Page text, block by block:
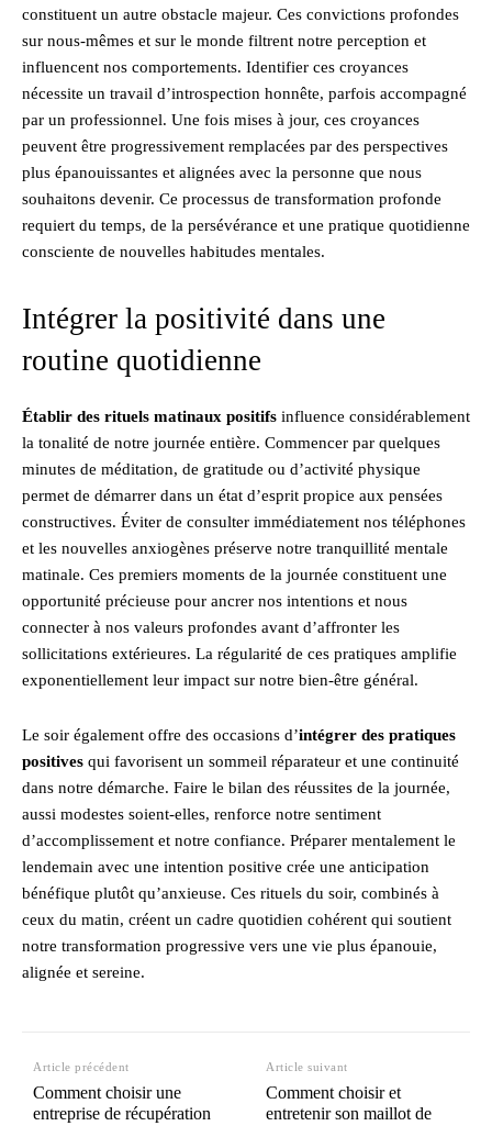
constituent un autre obstacle majeur. Ces convictions profondes
sur nous-mêmes et sur le monde filtrent notre perception et
influencent nos comportements. Identifier ces croyances
nécessite un travail d’introspection honnête, parfois accompagné
par un professionnel. Une fois mises à jour, ces croyances
peuvent être progressivement remplacées par des perspectives
plus épanouissantes et alignées avec la personne que nous
souhaitons devenir. Ce processus de transformation profonde
requiert du temps, de la persévérance et une pratique quotidienne
consciente de nouvelles habitudes mentales.
Intégrer la positivité dans une
routine quotidienne
Établir des rituels matinaux positifs influence considérablement
la tonalité de notre journée entière. Commencer par quelques
minutes de méditation, de gratitude ou d’activité physique
permet de démarrer dans un état d’esprit propice aux pensées
constructives. Éviter de consulter immédiatement nos téléphones
et les nouvelles anxiogènes préserve notre tranquillité mentale
matinale. Ces premiers moments de la journée constituent une
opportunité précieuse pour ancrer nos intentions et nous
connecter à nos valeurs profondes avant d’affronter les
sollicitations extérieures. La régularité de ces pratiques amplifie
exponentiellement leur impact sur notre bien-être général.
Le soir également offre des occasions d’intégrer des pratiques
positives qui favorisent un sommeil réparateur et une continuité
dans notre démarche. Faire le bilan des réussites de la journée,
aussi modestes soient-elles, renforce notre sentiment
d’accomplissement et notre confiance. Préparer mentalement le
lendemain avec une intention positive crée une anticipation
bénéfique plutôt qu’anxieuse. Ces rituels du soir, combinés à
ceux du matin, créent un cadre quotidien cohérent qui soutient
notre transformation progressive vers une vie plus épanouie,
alignée et sereine.
Article précédent
Comment choisir une
entreprise de récupération
Article suivant
Comment choisir et
entretenir son maillot de